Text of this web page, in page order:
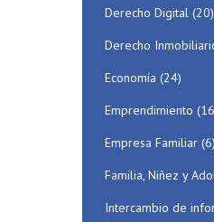
Derecho Digital (20)
Derecho
Economía (24)
Emprendimiento
Empresa Familiar (6)
Familia, Niñez y
Intercambio de